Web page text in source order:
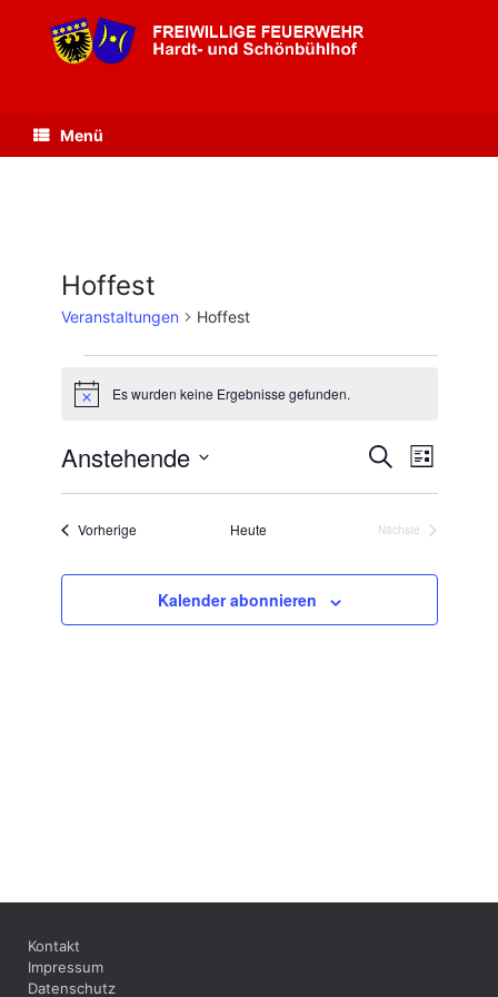
springen
Menü
Hoffest
Veranstaltungen Hoffest
HinweisEs wurden keine Ergebnisse gefunden.
Veranstaltungen
Suche
und
Navigation
Suche
Ansichten-
Navigation
Liste
Anstehende
VorherigeVeranstaltungenHeute
Nächste
Kalender abonnieren
Kontakt
Impressum
Datenschutz